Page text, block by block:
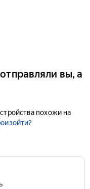
вы, а
похожи на